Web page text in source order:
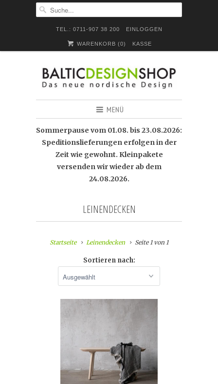
TEL.: 0711-907 38 200 EINLOGGEN
WARENKORB (0) KASSE
MENÜ
Sommerpause vom 01.08. bis 23.08.2026:
Speditionslieferungen erfolgen in der
Zeit wie gewohnt. Kleinpakete
versenden wir wieder ab dem
24.08.2026.
LEINENDECKEN
Startseite Leinendecken Seite 1 von 1
Sortieren nach: